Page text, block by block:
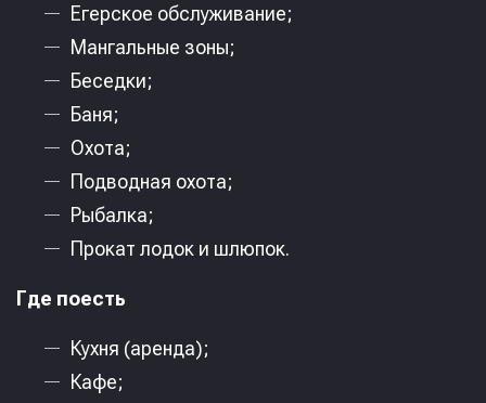
Егерское обслуживание;
Мангальные зоны;
Беседки;
Баня;
Охота;
Подводная охота;
Рыбалка;
Прокат лодок и шлюпок.
Где поесть
Кухня (аренда);
Кафе;